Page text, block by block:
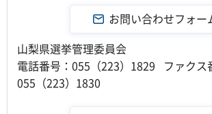
山梨県選挙管理委員会
電話番号：055（223）1829 ファクス
055（223）1830